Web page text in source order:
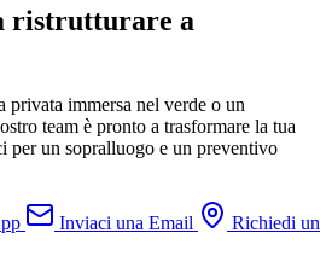
ristrutturare a
privata immersa nel verde o un
team è pronto a trasformare la tua
per un sopralluogo e un preventivo
Inviaci una Email
Richiedi un